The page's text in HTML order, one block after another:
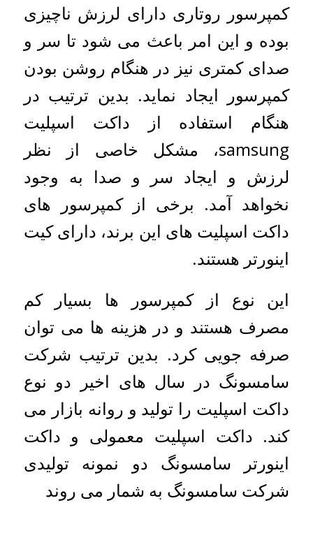
کمپرسور روتاری دارای لرزش ناچیزی
بوده و این امر باعث می شود تا سر و
صدای کمتری نیز در هنگام روشن بودن
کمپرسور ایجاد نماید. بدین ترتیب در
هنگام استفاده از داکت اسپلیت
samsung، مشکل خاصی از نظر
لرزش و ایجاد سر و صدا به وجود
نخواهد آمد. برخی از کمپرسور های
داکت اسپلیت های این برند، دارای کیت
اینورتر هستند.
این نوع از کمپرسور ها بسیار کم
مصرف هستند و در هزینه ها می توان
صرفه جویی کرد. بدین ترتیب شرکت
سامسونگ در سال های اخیر دو نوع
داکت اسپلیت را تولید و روانه بازار می
کند. داکت اسپلیت معمولی و داکت
اینورتر سامسونگ دو نمونه تولیدی
شرکت سامسونگ به شمار می روند